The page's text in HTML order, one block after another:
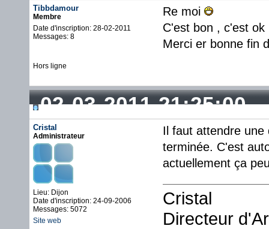
Tibbdamour
Membre
Date d'inscription: 28-02-2011
Messages: 8
Re moi
C'est bon , c'est
Merci er bonne fin
Hors ligne
02-03-2011 21:25:00
Cristal
Administrateur
Lieu: Dijon
Date d'inscription: 24-09-2006
Messages: 5072
Site web
Il faut attendre une
terminée. C'est
actuellement ça
Cristal
Directeur